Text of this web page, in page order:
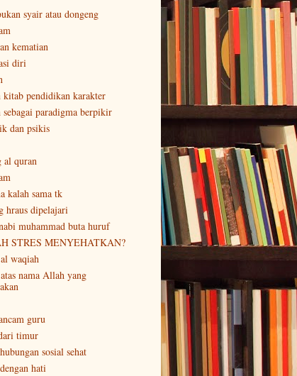
syair atau dongeng
kematian
diri
kitab pendidikan karakter
sebagai paradigma berpikir
dan psikis
al quran
kalah sama tk
hraus dipelajari
muhammad buta huruf
STRES MENYEHATKAN?
waqiah
nama Allah yang
guru
timur
sosial sehat
hati